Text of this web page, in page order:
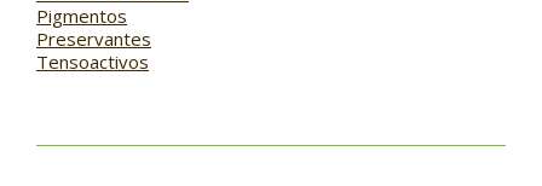
Pigmentos
Preservantes
Tensoactivos